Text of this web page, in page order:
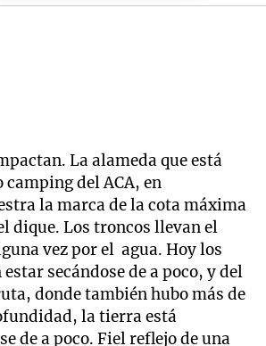
La alameda que está
camping del ACA, en
la marca de la cota máxima
dique. Los troncos llevan el
vez por el agua. Hoy los
secándose de a poco, y del
donde también hubo más de
la tierra está
de a poco. Fiel reflejo de una